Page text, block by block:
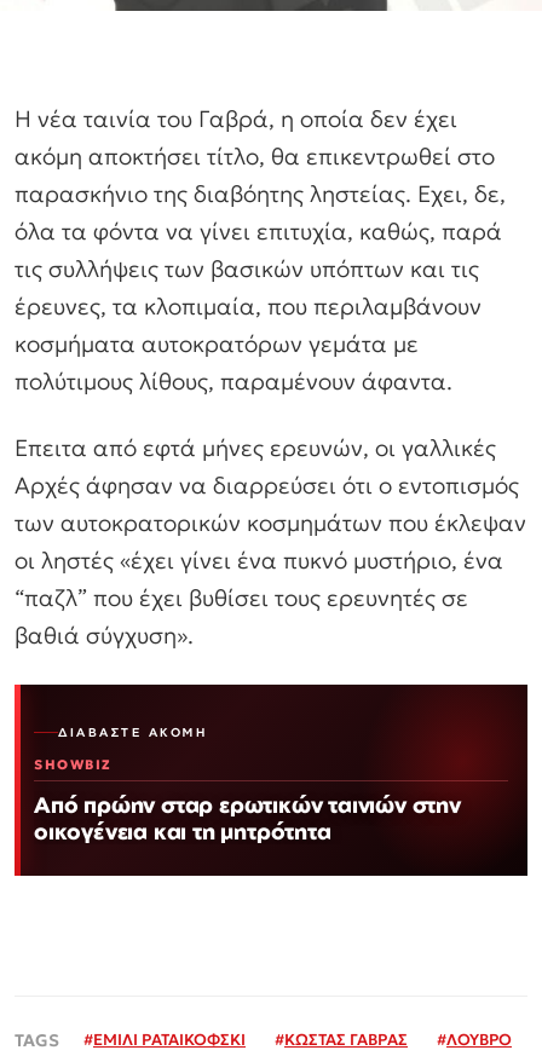
Η νέα ταινία του Γαβρά, η οποία δεν έχει
ακόμη αποκτήσει τίτλο, θα επικεντρωθεί στο
παρασκήνιο της διαβόητης ληστείας. Εχει, δε,
όλα τα φόντα να γίνει επιτυχία, καθώς, παρά
τις συλλήψεις των βασικών υπόπτων και τις
έρευνες, τα κλοπιμαία, που περιλαμβάνουν
κοσμήματα αυτοκρατόρων γεμάτα με
πολύτιμους λίθους, παραμένουν άφαντα.
Επειτα από εφτά μήνες ερευνών, οι γαλλικές
Αρχές άφησαν να διαρρεύσει ότι ο εντοπισμός
των αυτοκρατορικών κοσμημάτων που έκλεψαν
οι ληστές «έχει γίνει ένα πυκνό μυστήριο, ένα
“παζλ” που έχει βυθίσει τους ερευνητές σε
βαθιά σύγχυση».
ΔΙΑΒΆΣΤΕ ΑΚΌΜΗ
SHOWBIZ
Από πρώην σταρ ερωτικών ταινιών στην
οικογένεια και τη μητρότητα
#ΕΜΙΛΙ ΡΑΤΑΙΚΟΦΣΚΙ #ΚΩΣΤΑΣ ΓΑΒΡΑΣ #ΛΟΥΒΡΟ